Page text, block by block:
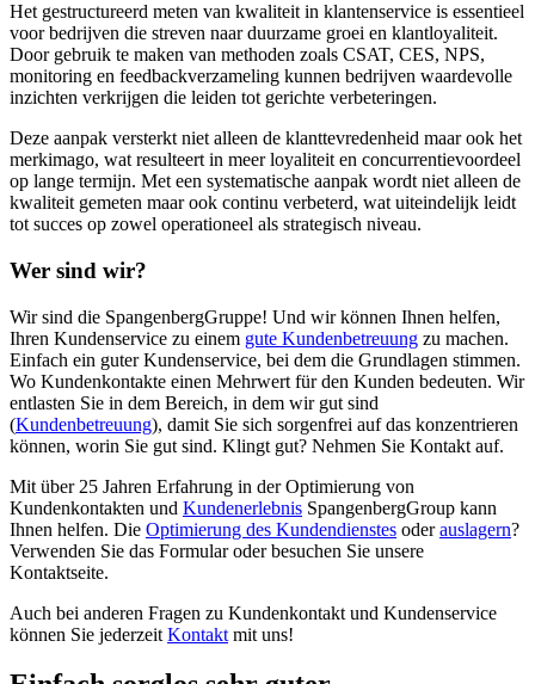
Het gestructureerd meten van kwaliteit in klantenservice is essentieel
voor bedrijven die streven naar duurzame groei en klantloyaliteit.
Door gebruik te maken van methoden zoals CSAT, CES, NPS,
monitoring en feedbackverzameling kunnen bedrijven waardevolle
inzichten verkrijgen die leiden tot gerichte verbeteringen.
Deze aanpak versterkt niet alleen de klanttevredenheid maar ook het
merkimago, wat resulteert in meer loyaliteit en concurrentievoordeel
op lange termijn. Met een systematische aanpak wordt niet alleen de
kwaliteit gemeten maar ook continu verbeterd, wat uiteindelijk leidt
tot succes op zowel operationeel als strategisch niveau.
Wer sind wir?
Wir sind die SpangenbergGruppe! Und wir können Ihnen helfen,
Ihren Kundenservice zu einem gute Kundenbetreuung zu machen.
Einfach ein guter Kundenservice, bei dem die Grundlagen stimmen.
Wo Kundenkontakte einen Mehrwert für den Kunden bedeuten. Wir
entlasten Sie in dem Bereich, in dem wir gut sind
(Kundenbetreuung), damit Sie sich sorgenfrei auf das konzentrieren
können, worin Sie gut sind. Klingt gut? Nehmen Sie Kontakt auf.
Mit über 25 Jahren Erfahrung in der Optimierung von
Kundenkontakten und Kundenerlebnis SpangenbergGroup kann
Ihnen helfen. Die Optimierung des Kundendienstes oderauslagern?
Verwenden Sie das Formular oder besuchen Sie unsere
Kontaktseite.
Auch bei anderen Fragen zu Kundenkontakt und Kundenservice
können Sie jederzeit Kontakt mit uns!